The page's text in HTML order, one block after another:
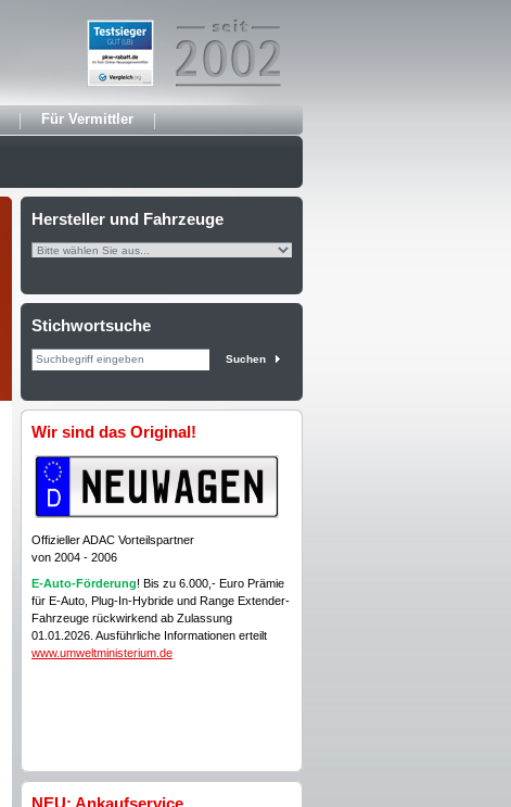
Für Vermittler
Hersteller und Fahrzeuge
Stichwortsuche
Suchen
Wir sind das Original!
Offizieller ADAC Vorteilspartner
von 2004 - 2006
E-Auto-Förderung! Bis zu 6.000,- Euro Prämie
für E-Auto, Plug-In-Hybride und Range Extender-
Fahrzeuge rückwirkend ab Zulassung
01.01.2026. Ausführliche Informationen erteilt
www.umweltministerium.de
NEU: Ankaufservice